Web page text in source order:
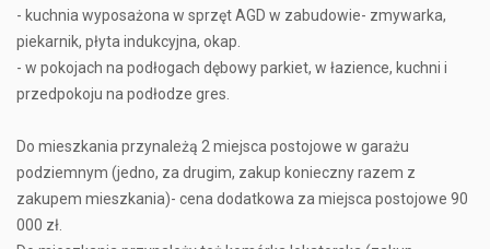
- kuchnia wyposażona w sprzęt AGD w zabudowie- zmywarka,
piekarnik, płyta indukcyjna, okap.
- w pokojach na podłogach dębowy parkiet, w łazience, kuchni i
przedpokoju na podłodze gres.
Do mieszkania przynależą 2 miejsca postojowe w garażu
podziemnym (jedno, za drugim, zakup konieczny razem z
zakupem mieszkania)- cena dodatkowa za miejsca postojowe 90
000 zł.